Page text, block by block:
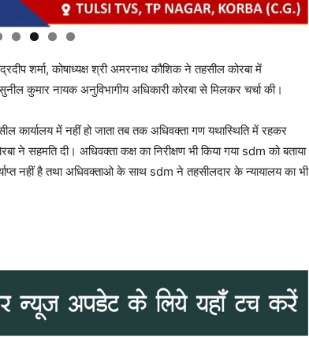
शर्मा, कोषाध्यक्ष श्री अमरनाथ कौशिक ने तहसील कोरबा में
कुमार नायक अनुविभागीय अधिकारी कोरबा से मिलकर चर्चा की।
कार्यालय में नहीं हो जाता तब तक अधिवक्ता गण यथास्थिति में रहकर
ने सहमति दी। अधिवक्ता कक्ष का निरीक्षण भी किया गया sdm को बताया
नहीं है तथा अधिवक्ताओ के साथ sdm ने तहसीलदार के न्यायालय का भी